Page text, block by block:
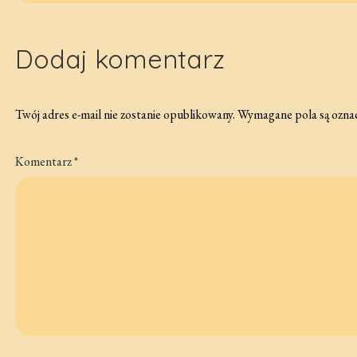
Dodaj komentarz
Twój adres e-mail nie zostanie opublikowany.Wymagane pola są
Komentarz*